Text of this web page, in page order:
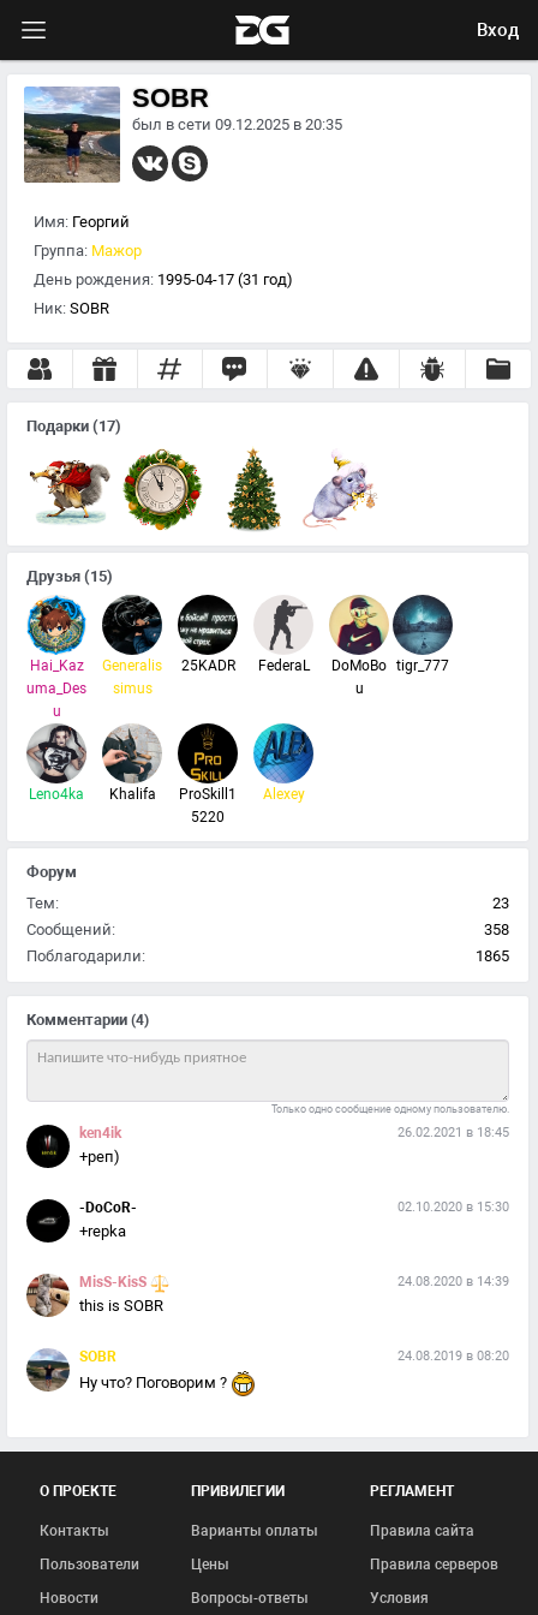
Вход
Имя: Георгий
Группа: Мажор
День рождения: 1995-04-17 (31 год)
Ник: SOBR
SOBR
был в сети 09.12.2025 в 20:35
Комментарии (4)
Только одно сообщение одному пользователю.
ken4ik 26.02.2021 в 18:45
+реп)
-DoCoR- 02.10.2020 в 15:30
+repka
MisS-KisS 24.08.2020 в 14:39
this is SOBR
SOBR 24.08.2019 в 08:20
Ну что? Поговорим ?
Подарки (17)
Друзья (15)
Hai_Kaz
uma_Des
u
Generalis
simus
25KADR FederaL
DoMoBo
u
tigr_777
Leno4ka Khalifa
ProSkill1
5220
Alexey
Форум
Тем:
23
Сообщений:
358
Поблагодарили:
1865
О ПРОЕКТЕ
Контакты
Пользователи
Новости
ПРИВИЛЕГИИ
Варианты оплаты
Цены
Вопросы-ответы
РЕГЛАМЕНТ
Правила сайта
Правила серверов
Условия